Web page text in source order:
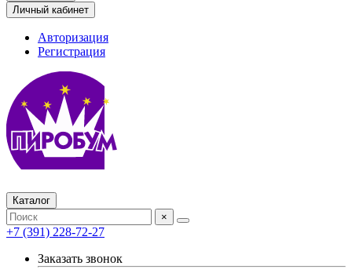
Личный кабинет
Авторизация
Регистрация
Каталог
×
+7 (391) 228-72-27
Заказать звонок